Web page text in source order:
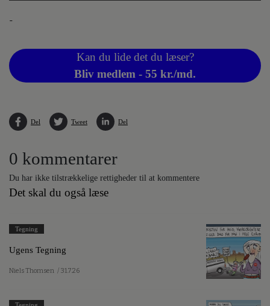
-
Kan du lide det du læser?
Bliv medlem - 55 kr./md.
Del Tweet Del
0 kommentarer
Du har ikke tilstrækkelige rettigheder til at kommentere
Det skal du også læse
Tegning
Ugens Tegning
Niels Thomsen / 31.7.26